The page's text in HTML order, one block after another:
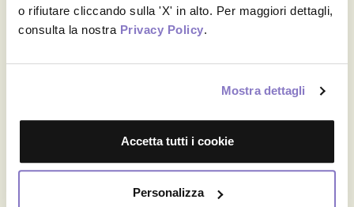
o rifiutare cliccando sulla 'X' in alto. Per maggiori dettagli,
consulta la nostra Privacy Policy.
Mostra dettagli
Accetta tutti i cookie
Personalizza
E quando arriva, vuol dire un altro trasloco.
Niente panico: con un box deposito temporaneo
vicino a casa puoi conservare le tue cose —
serve, in attesa di portarle nel nuovo
appartamento. Con Casaforte scegli la
metratura giusta, disdici con 15 giorni di
fattura. Le sedi di Milano sono aLoreto,
eCologno Monzese